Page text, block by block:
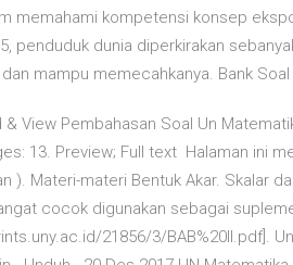
memahami kompetensi konsep
penduduk dunia diperkirakan
mampu memecahkanya. Bank
& View Pembahasan Soal Un
13. Preview; Full text Halaman ini
). Materi-materi Bentuk Akar. Skalar
cocok digunakan sebagai
21856/3/BAB%20II.pdf].